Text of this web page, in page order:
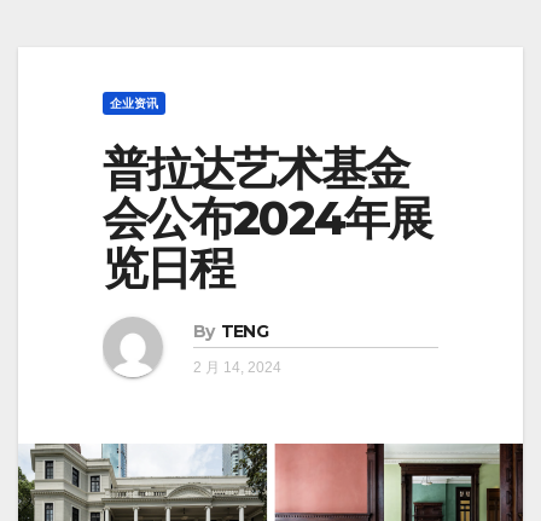
企业资讯
普拉达艺术基金
会公布2024年展
览日程
By TENG
2 月 14, 2024